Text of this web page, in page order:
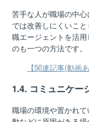
苦手な人が職場の中
では改善しにくいこと
職エージェントを活
のも一つの方法です。
【関連記事(動画
1.4. コミュニケー
職場の環境や置かれ